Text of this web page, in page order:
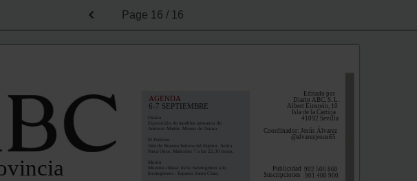
Page 16 / 16
Publicidad 902 506 860
Suscripciones
901 400 900
Osuna
Exposición de muebles artesanos de
Antonio Martín. Museo de Osuna.
El Pedroso
Velá de Nuestra Señora del Espino. Actúa
Parcá Once. Miércoles 7 a las 22,30 horas.
Morón
Muestra «Masa: de lo heterogéneo a lo
homogéneo». Espacio Santa Clara.
AGENDA
6-7 SEPTIEMBRE
Editado por
Diario ABC, S. L.
Albert Einstein, 10
Isla de la Cartuja
41092 Sevilla
Coordinador: Jesús Álvarez
@alvarezjesus65